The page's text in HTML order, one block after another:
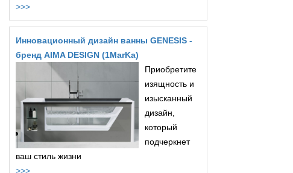
>>>
Инновационный дизайн ванны GENESIS -
бренд AIMA DESIGN (1MarKa)
Приобретите
изящность и
изысканный
дизайн,
который
подчеркнет
ваш стиль жизни
>>>